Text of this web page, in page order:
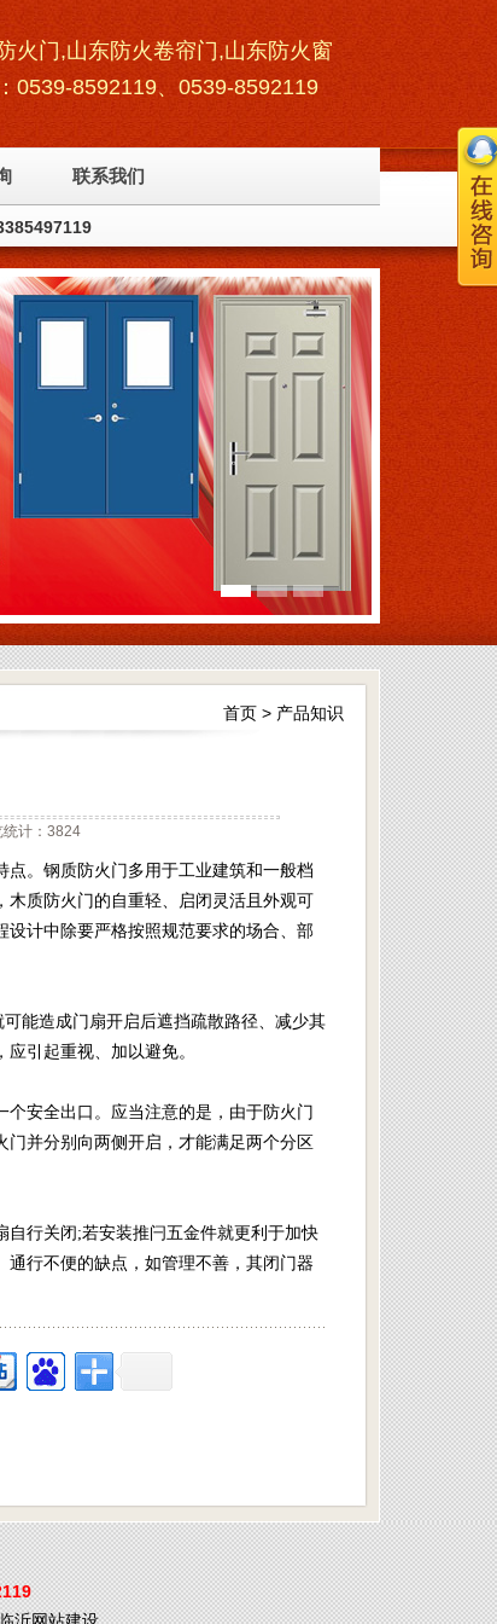
火门,山东防火卷帘门,山东防火窗
0539-8592119、0539-8592119
联系我们
首页 > 产品知识
计：3824
。钢质防火门多用于工业建筑和一般档
质防火门的自重轻、启闭灵活且外观可
计中除要严格按照规范要求的场合、部
能造成门扇开启后遮挡疏散路径、减少其
引起重视、加以避免。
安全出口。应当注意的是，由于防火门
并分别向两侧开启，才能满足两个分区
行关闭;若安装推闩五金件就更利于加快
行不便的缺点，如管理不善，其闭门器